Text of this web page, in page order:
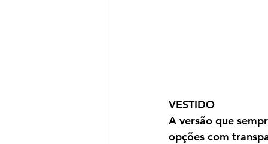
VESTIDO
A versão que
opções com